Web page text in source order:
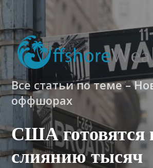
Все статьи по теме –
оффшорах
США готовятся
слиянию тысяч